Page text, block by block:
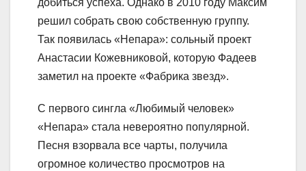
добиться успеха. Однако в 2010 году Максим
решил собрать свою собственную группу.
Так появилась «Непара»: сольный проект
Анастасии Кожевниковой, которую Фадеев
заметил на проекте «Фабрика звезд».
С первого сингла «Любимый человек»
«Непара» стала невероятно популярной.
Песня взорвала все чарты, получила
огромное количество просмотров на